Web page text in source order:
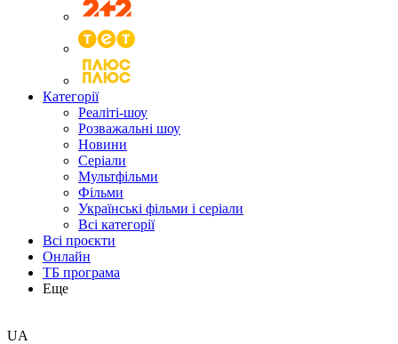
Категорії
Реаліті-шоу
Розважальні шоу
Новини
Серіали
Мультфільми
Фільми
Українські фільми і серіали
Всі категорії
Всі проєкти
Онлайн
ТБ програма
Еще
UA